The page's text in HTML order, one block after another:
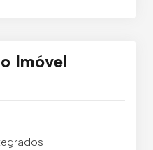
Imóvel